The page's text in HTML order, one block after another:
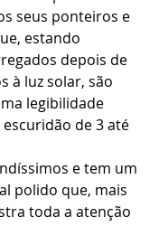
seus ponteiros e
estando
depois de
à luz solar, são
legibilidade
de 3 até
e tem um
polido que, mais
toda a atenção